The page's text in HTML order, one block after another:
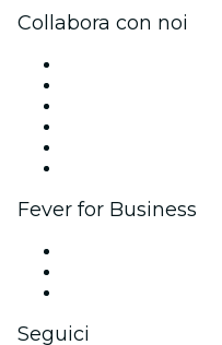
Collabora con noi
Fever for Business
Seguici